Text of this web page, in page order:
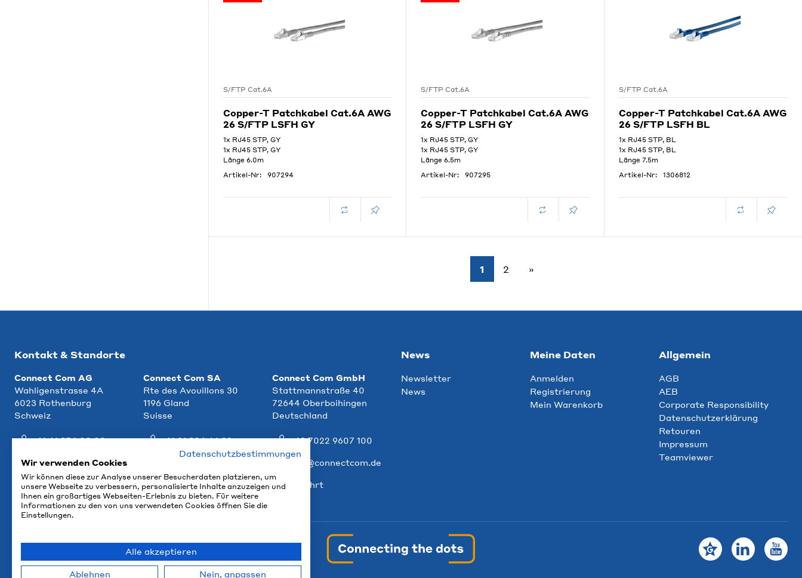
S/FTP Cat.6A
Copper-T Patchkabel Cat.6A AWG
26 S/FTP LSFH GY
1x RJ45 STP, GY
1x RJ45 STP, GY
Länge 6.0m
Artikel-Nr:
907294
S/FTP Cat.6A
Copper-T Patchkabel Cat.6A AWG
26 S/FTP LSFH GY
1x RJ45 STP, GY
1x RJ45 STP, GY
Länge 6.5m
Artikel-Nr:
907295
S/FTP Cat.6A
Copper-T Patchkabel Cat.6A AWG
26 S/FTP LSFH BL
1x RJ45 STP, BL
1x RJ45 STP, BL
Länge 7.5m
Artikel-Nr:
1306812
1 2
Kontakt & Standorte
Connect Com AG
Wahligenstrasse 4A
6023 Rothenburg
Schweiz
+41 41 854 00 00
info@ccm.ch
Anfahrt
Connect Com SA
Rte des Avouillons 30
1196 Gland
Suisse
+41 21 804 66 22
Anfahrt
Connect Com GmbH
Stattmannstraße 40
72644 Oberboihingen
Deutschland
+49 7022 9607 100
info@connectcom.de
Anfahrt
News
Newsletter
News
Meine Daten
Anmelden
Registrierung
Mein Warenkorb
Allgemein
AGB
AEB
Corporate Responsibility
Datenschutzerklärung
Retouren
Impressum
Teamviewer
Datenschutzbestimmungen
Wir verwenden Cookies
Wir können diese zur Analyse unserer Besucherdaten platzieren, um
unsere Webseite zu verbessern, personalisierte Inhalte anzuzeigen und
Ihnen ein großartiges Webseiten-Erlebnis zu bieten. Für weitere
Informationen zu den von uns verwendeten Cookies öffnen Sie die
Einstellungen.
Alle akzeptieren
Ablehnen Nein, anpassen